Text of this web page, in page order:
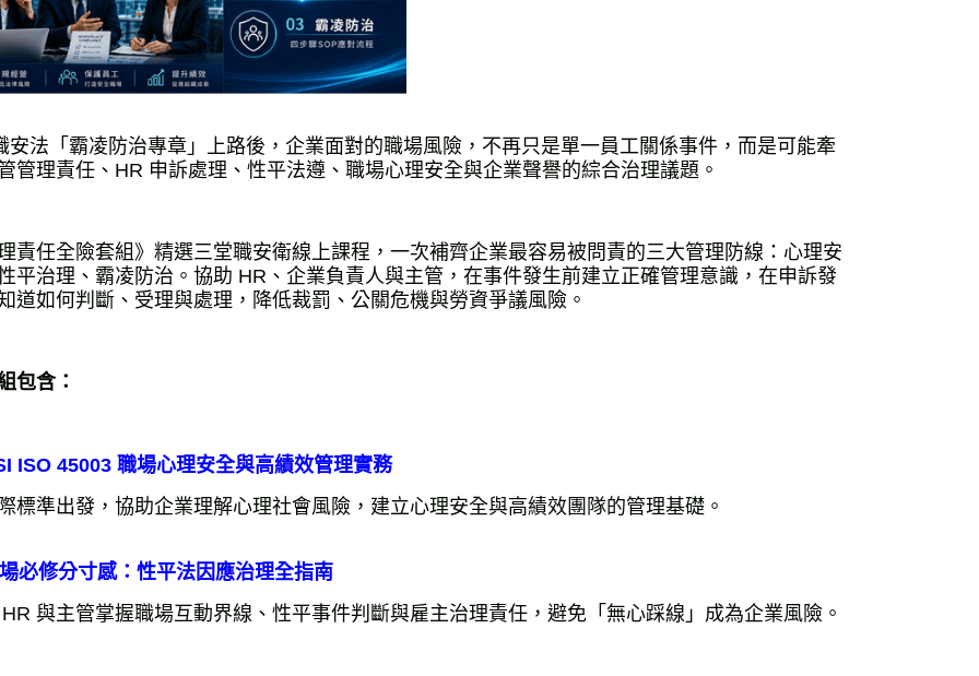
安法「霸凌防治專章」上路後，企業面對的職場風險，不再只是單一員工關係事件，而是可能牽
管理責任、HR 申訴處理、性平法遵、職場心理安全與企業聲譽的綜合治理議題。
責任全險套組》精選三堂職安衛線上課程，一次補齊企業最容易被問責的三大管理防線：心理安
平治理、霸凌防治。協助 HR、企業負責人與主管，在事件發生前建立正確管理意識，在申訴發
道如何判斷、受理與處理，降低裁罰、公關危機與勞資爭議風險。
包含：
ISO 45003 職場心理安全與高績效管理實務
標準出發，協助企業理解心理社會風險，建立心理安全與高績效團隊的管理基礎。
必修分寸感：性平法因應治理全指南
與主管掌握職場互動界線、性平事件判斷與雇主治理責任，避免「無心踩線」成為企業風險。